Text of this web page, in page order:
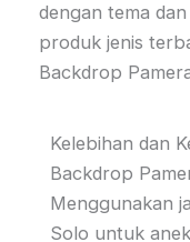
dengan tema
produk jenis
Backdrop
Kelebihan dan
Backdrop
Menggunakan
Solo untuk